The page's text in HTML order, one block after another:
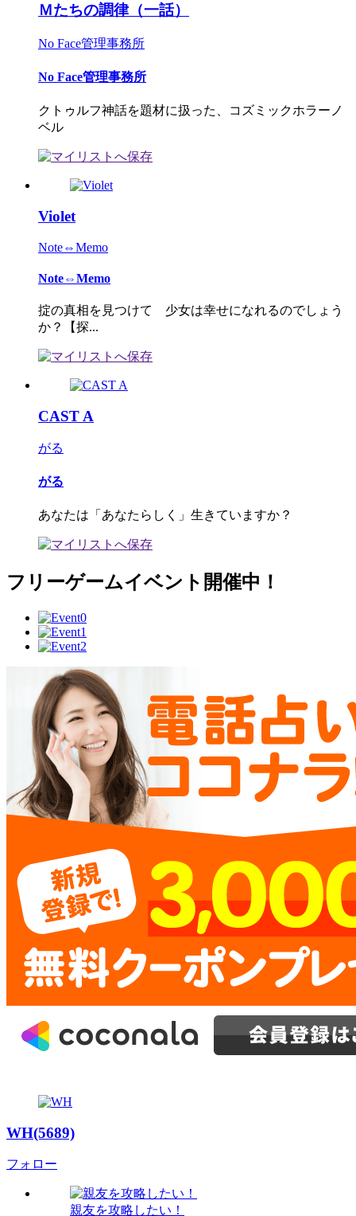
Ｍたちの調律（一話）
No Face管理事務所
No Face管理事務所
クトゥルフ神話を題材に扱った、コズミックホラーノ
ベル
Violet
Note⇔Memo
Note⇔Memo
掟の真相を見つけて 少女は幸せになれるのでしょう
か？【探...
CAST A
がる
がる
あなたは「あなたらしく」生きていますか？
フリーゲームイベント開催中！
WH(5689)
フォロー
親友を攻略したい！